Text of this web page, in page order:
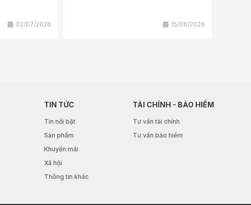
02/07/2026 15/06/2026
TIN TỨC
Tin nổi bật
Sản phẩm
Khuyến mãi
Xã hội
Thông tin khác
TÀI CHÍNH - BẢO HIỂM
Tư vấn tài chính
Tư vấn bảo hiểm